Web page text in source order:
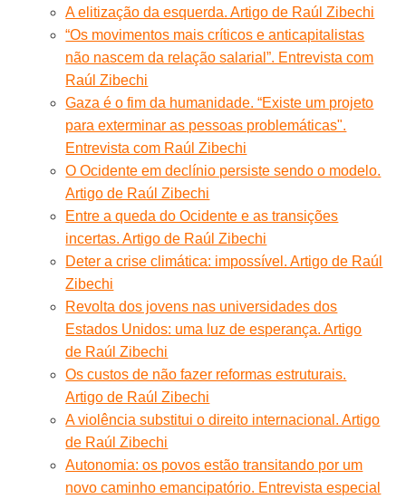
A elitização da esquerda. Artigo de Raúl Zibechi
“Os movimentos mais críticos e anticapitalistas
não nascem da relação salarial”. Entrevista com
Raúl Zibechi
Gaza é o fim da humanidade. “Existe um projeto
para exterminar as pessoas problemáticas".
Entrevista com Raúl Zibechi
O Ocidente em declínio persiste sendo o modelo.
Artigo de Raúl Zibechi
Entre a queda do Ocidente e as transições
incertas. Artigo de Raúl Zibechi
Deter a crise climática: impossível. Artigo de Raúl
Zibechi
Revolta dos jovens nas universidades dos
Estados Unidos: uma luz de esperança. Artigo
de Raúl Zibechi
Os custos de não fazer reformas estruturais.
Artigo de Raúl Zibechi
A violência substitui o direito internacional. Artigo
de Raúl Zibechi
Autonomia: os povos estão transitando por um
novo caminho emancipatório. Entrevista especial